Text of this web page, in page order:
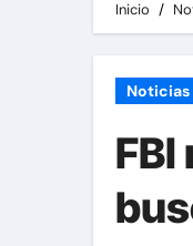
Inicio
Noticias